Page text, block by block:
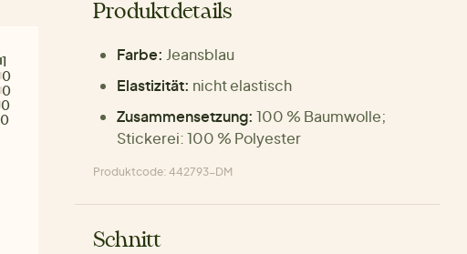
1
0
0
0
0
Produktdetails
Farbe: Jeansblau
Elastizität: nicht elastisch
Zusammensetzung: 100 % Baumwolle;
Stickerei: 100 % Polyester
Produktcode: 442793-DM
Schnitt